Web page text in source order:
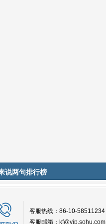
说两句排行榜
客服热线：86-10-58511234
客服邮箱： kf@vip.sohu.com